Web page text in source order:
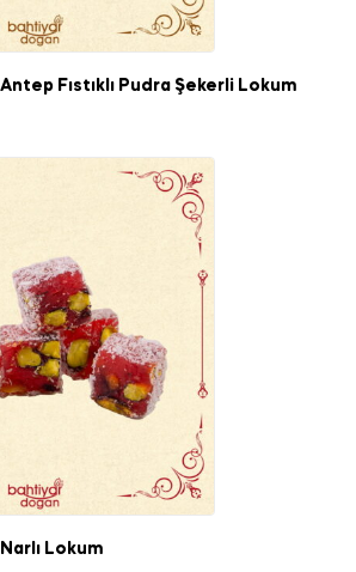
Fıstıklı Pudra Şekerli Lokum
Lokum